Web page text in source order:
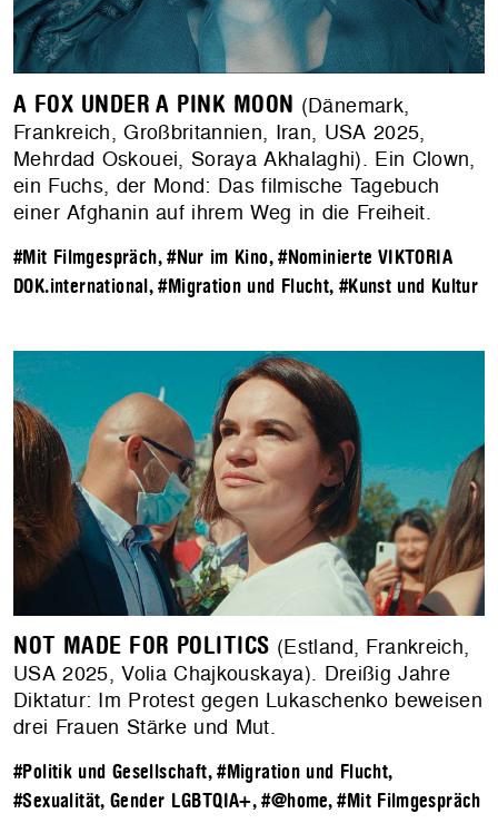
A FOX UNDER A PINK MOON (Dänemark,
Frankreich, Großbritannien, Iran, USA 2025,
Mehrdad Oskouei, Soraya Akhalaghi). Ein Clown,
ein Fuchs, der Mond: Das filmische Tagebuch
einer Afghanin auf ihrem Weg in die Freiheit.
#Mit Filmgespräch,#Nur im Kino,#Nominierte VIKTORIA
DOK.international,#Migration und Flucht, #Kunst und Kultur
NOT MADE FOR POLITICS (Estland, Frankreich,
USA 2025, Volia Chajkouskaya). Dreißig Jahre
Diktatur: Im Protest gegen Lukaschenko beweisen
drei Frauen Stärke und Mut.
#Politik und Gesellschaft,#Migration und Flucht,
#Sexualität, Gender LGBTQIA+,#@home,#Mit Filmgespräch